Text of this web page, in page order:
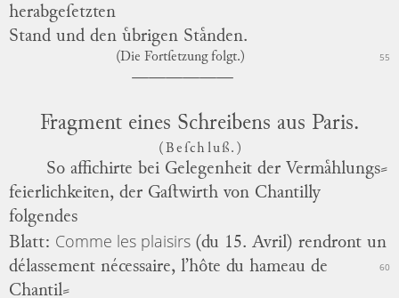
herabgeſetzten
Stand und den uͤbrigen Staͤnden.
(Die Fortſetzung folgt.) 55
Fragment eines Schreibens aus Paris.
(Beſchluß.)
So affichirte bei Gelegenheit der Vermaͤhlungs⸗
feierlichkeiten, der Gaſtwirth von Chantilly
folgendes
Blatt: Comme les plaisirs (du 15. Avril) rendront un
60
délassement nécessaire, l’hôte du hameau de
Chantil⸗